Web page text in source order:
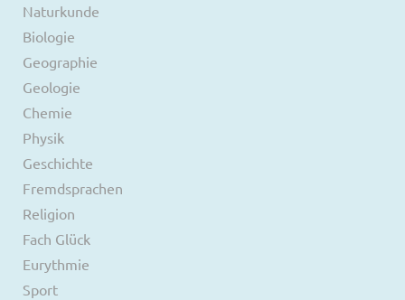
Naturkunde
Biologie
Geographie
Geologie
Chemie
Physik
Geschichte
Fremdsprachen
Religion
Fach Glück
Eurythmie
Sport